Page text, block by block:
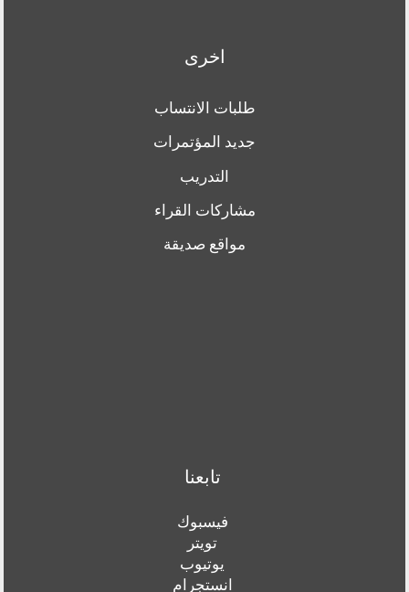
اخرى
طلبات الانتساب
جديد المؤتمرات
التدريب
مشاركات القراء
مواقع صديقة
تابعنا
فيسبوك
تويتر
يوتيوب
انستجرام